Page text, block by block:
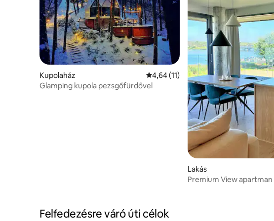
Kupolaház Átlagos értékelés: 5/4,64, 11
4,64 (11)
Glamping kupola pezsgőfürdővel
Lakás
Premium View apartman
Felfedezésre váró úti célok